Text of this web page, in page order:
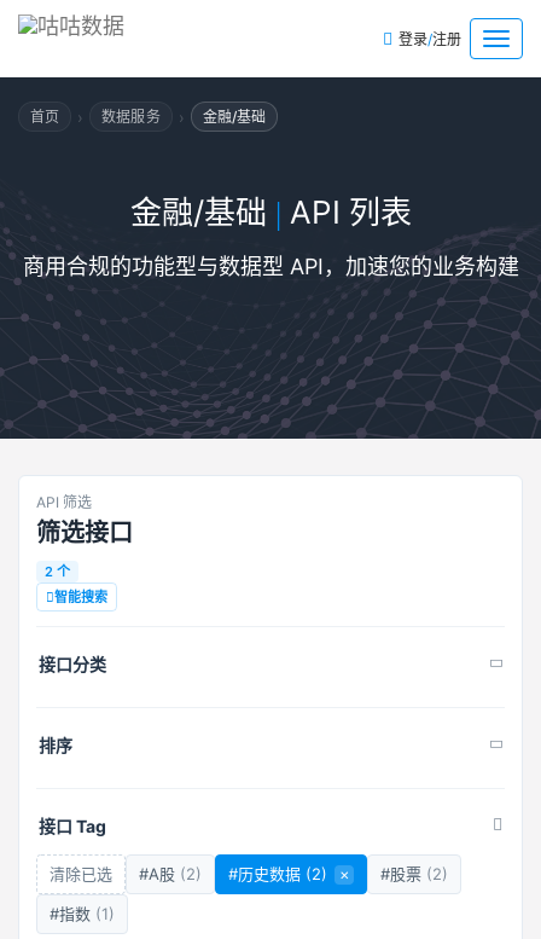
菜
单
登录/注册
首页 › 数据服务 › 金融/基础
金融/基础 | API 列表
商用合规的功能型与数据型 API，加速您的业务构建
API 筛选
筛选接口
2 个
智能搜索
接口分类
排序
接口 Tag
清除已选 #A股 (2) #历史数据 (2) × #股票 (2)
#指数 (1)